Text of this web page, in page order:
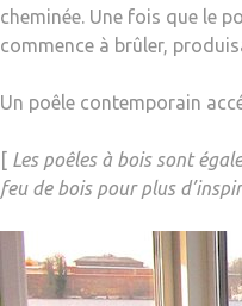
cheminée. Une fois que le
commence à brûler,
Un poêle contemporain
[ Les poêles à bois sont
feu de bois pour plus